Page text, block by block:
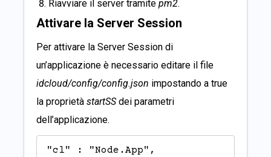
Riavviare il server tramite pm2.
Attivare la Server Session
Per attivare la Server Session di
un’applicazione è necessario editare il file
idcloud/config/config.json impostando a true
la proprietà startSSdei parametri
dell’applicazione.
"cl" : "Node.App",